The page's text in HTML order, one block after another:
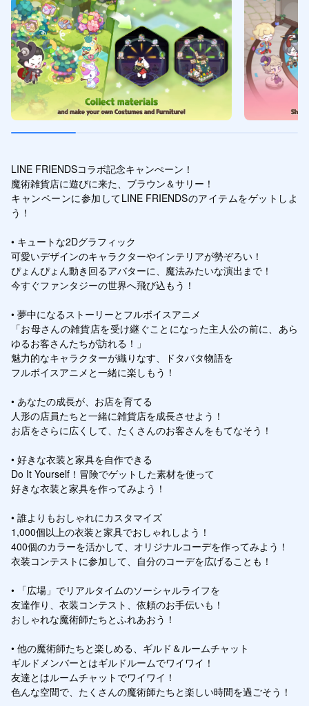
LINE FRIENDSコラボ記念キャンぺーン！
魔術雑貨店に遊びに来た、ブラウン＆サリー！
キャンペーンに参加してLINE FRIENDSのアイテムをゲットしよ
う！
• キュートな2Dグラフィック
可愛いデザインのキャラクターやインテリアが勢ぞろい！
ぴょんぴょん動き回るアバターに、魔法みたいな演出まで！
今すぐファンタジーの世界へ飛び込もう！
• 夢中になるストーリーとフルボイスアニメ
「お母さんの雑貨店を受け継ぐことになった主人公の前に、あら
ゆるお客さんたちが訪れる！」
魅力的なキャラクターが織りなす、ドタバタ物語を
フルボイスアニメと一緒に楽しもう！
• あなたの成長が、お店を育てる
人形の店員たちと一緒に雑貨店を成長させよう！
お店をさらに広くして、たくさんのお客さんをもてなそう！
• 好きな衣装と家具を自作できる
Do It Yourself！冒険でゲットした素材を使って
好きな衣装と家具を作ってみよう！
• 誰よりもおしゃれにカスタマイズ
1,000個以上の衣装と家具でおしゃれしよう！
400個のカラーを活かして、オリジナルコーデを作ってみよう！
衣装コンテストに参加して、自分のコーデを広げることも！
• 「広場」でリアルタイムのソーシャルライフを
友達作り、衣装コンテスト、依頼のお手伝いも！
おしゃれな魔術師たちとふれあおう！
• 他の魔術師たちと楽しめる、ギルド＆ルームチャット
ギルドメンバーとはギルドルームでワイワイ！
友達とはルームチャットでワイワイ！
色んな空間で、たくさんの魔術師たちと楽しい時間を過ごそう！